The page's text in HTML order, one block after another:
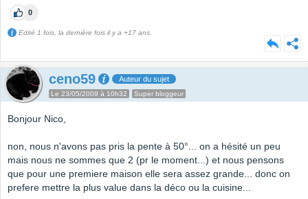
0
Edité 1 fois, la dernière fois il y a +17 ans.
ceno59 Auteur du sujet
Le 23/05/2009 à 10h32 Super bloggeur
Bonjour Nico,
non, nous n'avons pas pris la pente à 50°... on a hésité un peu
mais nous ne sommes que 2 (pr le moment...) et nous pensons
que pour une premiere maison elle sera assez grande... donc on
prefere mettre la plus value dans la déco ou la cuisine...